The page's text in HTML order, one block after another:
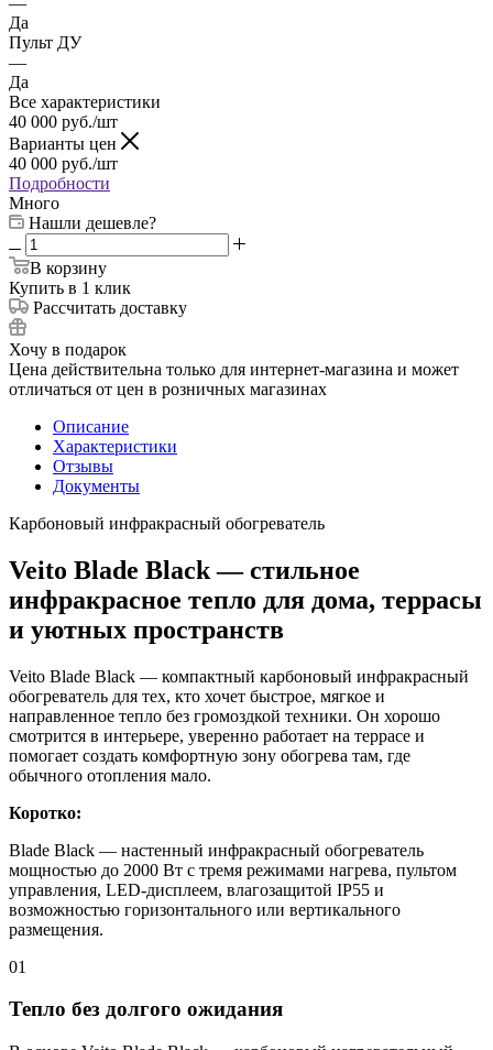
Да
Пульт ДУ
—
Да
Все характеристики
40 000 руб./шт
Варианты цен
40 000 руб./шт
Подробности
Много
Нашли дешевле?
В корзину
Купить в 1 клик
Рассчитать доставку
Хочу в подарок
Цена действительна только для интернет-магазина и может
отличаться от цен в розничных магазинах
Описание
Характеристики
Отзывы
Документы
Карбоновый инфракрасный обогреватель
Veito Blade Black — стильное
инфракрасное тепло для дома, террасы
и уютных пространств
Veito Blade Black — компактный карбоновый инфракрасный
обогреватель для тех, кто хочет быстрое, мягкое и
направленное тепло без громоздкой техники. Он хорошо
смотрится в интерьере, уверенно работает на террасе и
помогает создать комфортную зону обогрева там, где
обычного отопления мало.
Коротко:
Blade Black — настенный инфракрасный обогреватель
мощностью до 2000 Вт с тремя режимами нагрева, пультом
управления, LED-дисплеем, влагозащитой IP55 и
возможностью горизонтального или вертикального
размещения.
01
Тепло без долгого ожидания